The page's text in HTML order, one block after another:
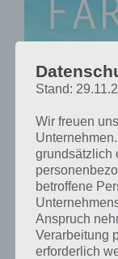
Faraway: Puzzle
Stand:
Wir freuen
grundsätzlich
betroffene
Anspruch
Verarbeitung
erforderlich